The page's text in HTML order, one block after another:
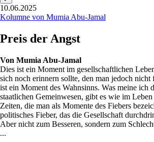
10.06.2025
Kolumne von Mumia Abu-Jamal
Preis der Angst
Von Mumia Abu-Jamal
Dies ist ein Moment im gesellschaftlichen
sich noch erinnern sollte, den man jedoch nicht
ist ein Moment des Wahnsinns. Was meine ich
staatlichen Gemeinwesen, gibt es wie im
Zeiten, die man als Momente des Fiebers
politisches Fieber, das die Gesellschaft
Aber nicht zum Besseren, sondern zum
...